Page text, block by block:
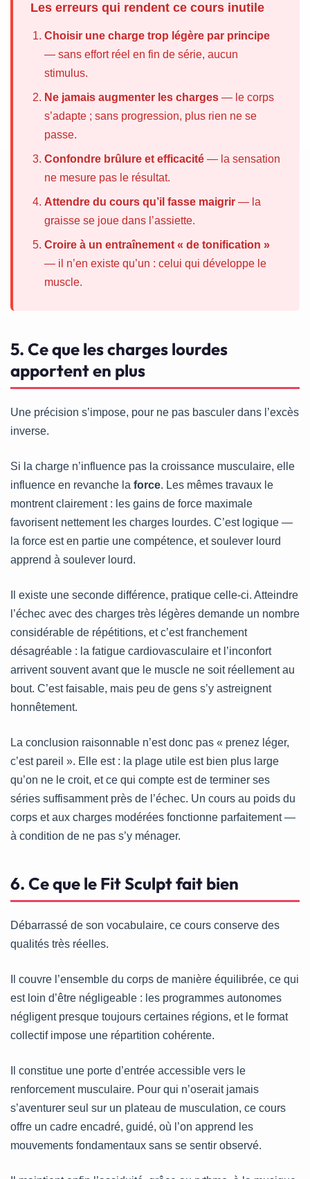
Les erreurs qui rendent ce cours inutile
Choisir une charge trop légère par principe
— sans effort réel en fin de série, aucun
stimulus.
Ne jamais augmenter les charges — le corps
s’adapte ; sans progression, plus rien ne se
passe.
Confondre brûlure et efficacité — la sensation
ne mesure pas le résultat.
Attendre du cours qu’il fasse maigrir — la
graisse se joue dans l’assiette.
Croire à un entraînement « de tonification »
— il n’en existe qu’un : celui qui développe le
muscle.
5. Ce que les charges lourdes
apportent en plus
Une précision s’impose, pour ne pas basculer dans l’excès
inverse.
Si la charge n’influence pas la croissance musculaire, elle
influence en revanche la force. Les mêmes travaux le
montrent clairement : les gains de force maximale
favorisent nettement les charges lourdes. C’est logique —
la force est en partie une compétence, et soulever lourd
apprend à soulever lourd.
Il existe une seconde différence, pratique celle-ci. Atteindre
l’échec avec des charges très légères demande un nombre
considérable de répétitions, et c’est franchement
désagréable : la fatigue cardiovasculaire et l’inconfort
arrivent souvent avant que le muscle ne soit réellement au
bout. C’est faisable, mais peu de gens s’y astreignent
honnêtement.
La conclusion raisonnable n’est donc pas « prenez léger,
c’est pareil ». Elle est : la plage utile est bien plus large
qu’on ne le croit, et ce qui compte est de terminer ses
séries suffisamment près de l’échec. Un cours au poids du
corps et aux charges modérées fonctionne parfaitement —
à condition de ne pas s’y ménager.
6. Ce que le Fit Sculpt fait bien
Débarrassé de son vocabulaire, ce cours conserve des
qualités très réelles.
Il couvre l’ensemble du corps de manière équilibrée, ce qui
est loin d’être négligeable : les programmes autonomes
négligent presque toujours certaines régions, et le format
collectif impose une répartition cohérente.
Il constitue une porte d’entrée accessible vers le
renforcement musculaire. Pour qui n’oserait jamais
s’aventurer seul sur un plateau de musculation, ce cours
offre un cadre encadré, guidé, où l’on apprend les
mouvements fondamentaux sans se sentir observé.